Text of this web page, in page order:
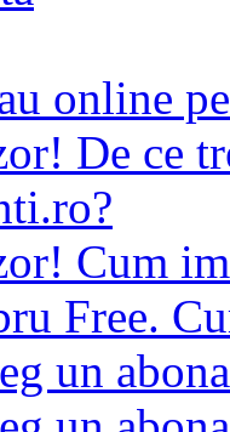
online
De ce
Cum
Free.
un